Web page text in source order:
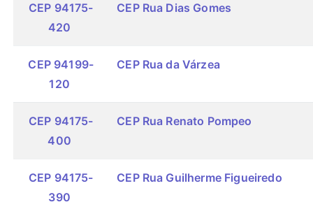
CEP 94175-
420
CEP Rua Dias Gomes
CEP 94199-
120
CEP Rua da Várzea
CEP 94175-
400
CEP Rua Renato Pompeo
CEP 94175-
390
CEP Rua Guilherme Figueiredo